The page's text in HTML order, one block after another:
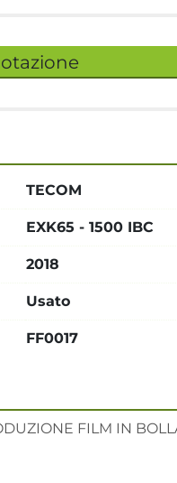
FILM IN
TECOM
EXK65 - 1500 IBC
2018
Usato
FF0017